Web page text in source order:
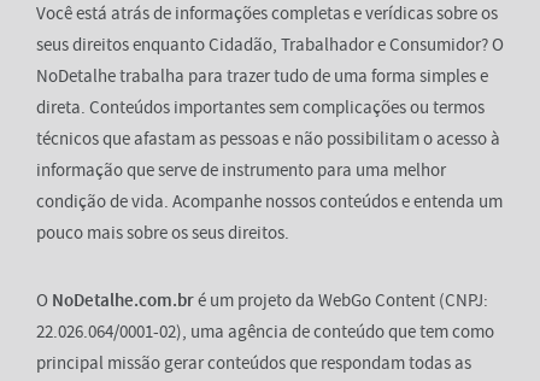
Você está atrás de informações completas e verídicas sobre os
seus direitos enquanto Cidadão, Trabalhador e Consumidor? O
NoDetalhe trabalha para trazer tudo de uma forma simples e
direta. Conteúdos importantes sem complicações ou termos
técnicos que afastam as pessoas e não possibilitam o acesso à
informação que serve de instrumento para uma melhor
condição de vida. Acompanhe nossos conteúdos e entenda um
pouco mais sobre os seus direitos.
O NoDetalhe.com.bré um projeto da WebGo Content (CNPJ:
22.026.064/0001-02), uma agência de conteúdo que tem como
principal missão gerar conteúdos que respondam todas as